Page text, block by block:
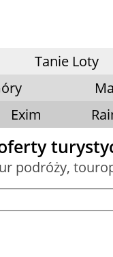
Tanie Loty
Exim
podróży,